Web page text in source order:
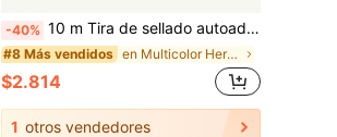
-40% 10 m Tira de sellado autoadhesiva a prueba de viento para puertas y ventanas, aislamiento acústico, cinta de goma impermeable y a prueba de colisiones, ideal para hoteles, restaurantes, oficinas, regalos
#8 Más vendidos en Multicolor Herrajes para ventanas
$2.814
1 otros vendedores